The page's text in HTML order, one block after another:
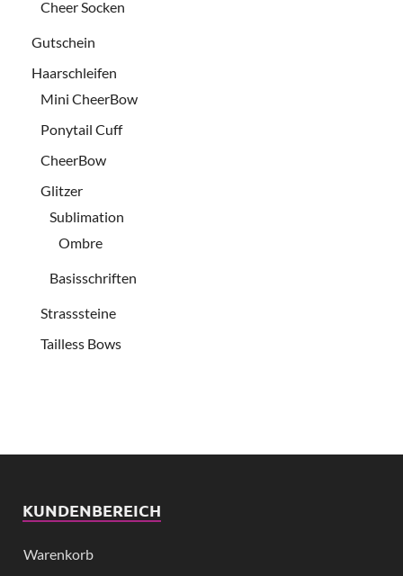
Cheer Socken
Gutschein
Haarschleifen
Mini CheerBow
Ponytail Cuff
CheerBow
Glitzer
Sublimation
Ombre
Basisschriften
Strasssteine
Tailless Bows
KUNDENBEREICH
Warenkorb